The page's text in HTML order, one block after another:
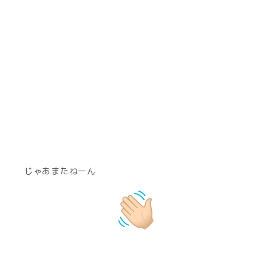
じゃあまたねーん